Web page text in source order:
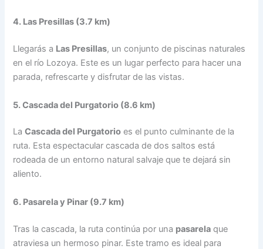
4. Las Presillas (3.7 km)
Llegarás a Las Presillas, un conjunto de piscinas naturales
en el río Lozoya. Este es un lugar perfecto para hacer una
parada, refrescarte y disfrutar de las vistas.
5. Cascada del Purgatorio (8.6 km)
LaCascada del Purgatorio es el punto culminante de la
ruta. Esta espectacular cascada de dos saltos está
rodeada de un entorno natural salvaje que te dejará sin
aliento.
6. Pasarela y Pinar (9.7 km)
Tras la cascada, la ruta continúa por una pasarela que
atraviesa un hermoso pinar. Este tramo es ideal para